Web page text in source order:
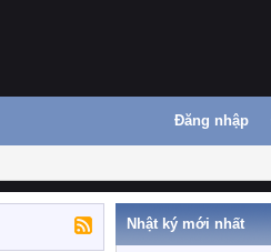
Đăng nhập
Nhật ký mới nhất